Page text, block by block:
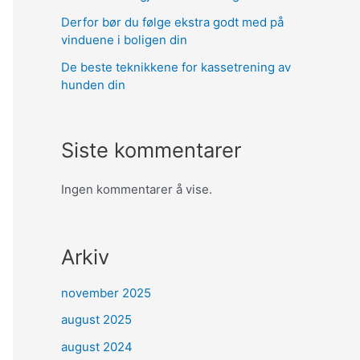
Derfor bør du følge ekstra godt med på
vinduene i boligen din
De beste teknikkene for kassetrening av
hunden din
Siste kommentarer
Ingen kommentarer å vise.
Arkiv
november 2025
august 2025
august 2024